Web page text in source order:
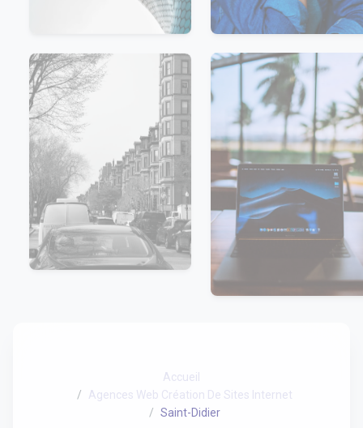
Accueil
Agences Web Création De Sites Internet
Saint-Didier